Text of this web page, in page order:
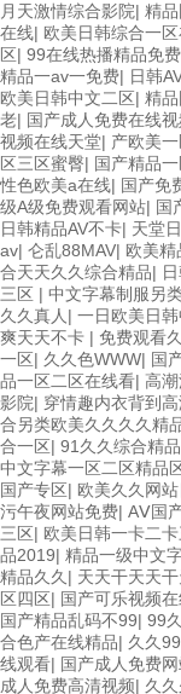
月天激情综合影院| 精
在线| 欧美日韩综合一
区| 99在线热播精品免费
精品一av一免费| 日韩
欧美日韩中文二区| 精
老| 国产成人免费在线视
视频在线天堂| 产欧美
区三区蜜臀| 国产精品
性色欧美a在线| 国产免
级A级免费观看网站| 国
日韩精品AV不卡| 天堂
av| 仑乱88MAV| 欧美精
合天天久久综合精品|
三区 | 中文字幕制服另
久久真人 | 一日欧美日
爽天天不卡 | 免费观看
一区| 久久色WWW| 国
品一区二区在线看| 高
影院| 穿情趣内衣背到高
合另类欧美久久久久精
合一区| 91久久综合精
中文字幕一区二区精品
国产专区| 欧美久久网
污午夜网站免费| AⅤ国
三区| 欧美日韩一卡二
品2019| 精品一级中文
精品久久 | 天天干天天
区四区| 国产可乐视频
国产精品乱码不99| 99
合色产在线精品| 久久
线观看| 国产成人免费
成人免费高清视频| 久